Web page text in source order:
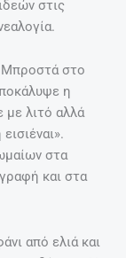
στις
Μπροστά στο
η
με λιτό αλλά
στα
και στα
από ελιά και